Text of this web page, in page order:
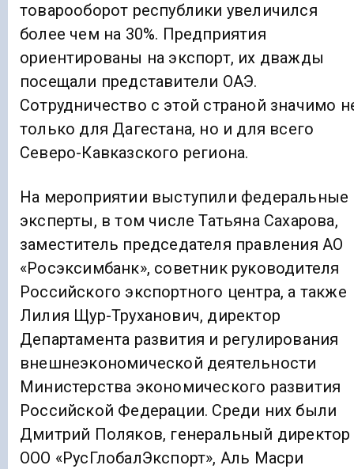
товарооборот республики увеличился
более чем на 30%. Предприятия
ориентированы на экспорт, их дважды
посещали представители ОАЭ.
Сотрудничество с этой страной значимо
только для Дагестана, но и для всего
Северо-Кавказского региона.
На мероприятии выступили федеральные
эксперты, в том числе Татьяна Сахарова,
заместитель председателя правления АО
«Росэксимбанк», советник руководителя
Российского экспортного центра, а также
Лилия Щур-Труханович, директор
Департамента развития и регулирования
внешнеэкономической деятельности
Министерства экономического развития
Российской Федерации. Среди них были
Дмитрий Поляков, генеральный директор
ООО «РусГлобалЭкспорт», Аль Масри